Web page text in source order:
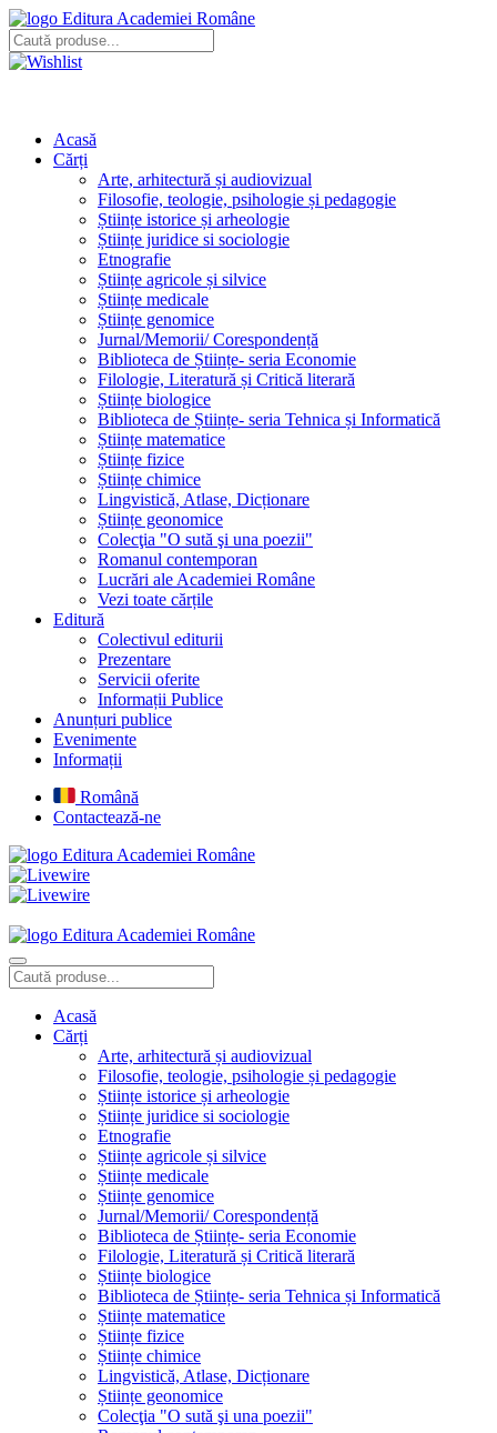
Editura Academiei Române
Acasă
Cărți
Arte, arhitectură și audiovizual
Filosofie, teologie, psihologie și pedagogie
Științe istorice și arheologie
Științe juridice si sociologie
Etnografie
Științe agricole și silvice
Științe medicale
Științe genomice
Jurnal/Memorii/ Corespondență
Biblioteca de Științe- seria Economie
Filologie, Literatură și Critică literară
Științe biologice
Biblioteca de Științe- seria Tehnica și Informatică
Științe matematice
Științe fizice
Științe chimice
Lingvistică, Atlase, Dicționare
Științe geonomice
Colecţia "O sută şi una poezii"
Romanul contemporan
Lucrări ale Academiei Române
Vezi toate cărțile
Editură
Colectivul editurii
Prezentare
Servicii oferite
Informații Publice
Anunțuri publice
Evenimente
Informații
Română
Contactează-ne
Editura Academiei Române
Editura Academiei Române
Acasă
Cărți
Arte, arhitectură și audiovizual
Filosofie, teologie, psihologie și pedagogie
Științe istorice și arheologie
Științe juridice si sociologie
Etnografie
Științe agricole și silvice
Științe medicale
Științe genomice
Jurnal/Memorii/ Corespondență
Biblioteca de Științe- seria Economie
Filologie, Literatură și Critică literară
Științe biologice
Biblioteca de Științe- seria Tehnica și Informatică
Științe matematice
Științe fizice
Științe chimice
Lingvistică, Atlase, Dicționare
Științe geonomice
Colecţia "O sută şi una poezii"